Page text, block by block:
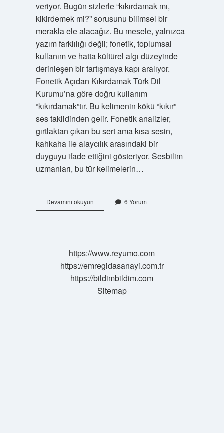
veriyor. Bugün sizlerle “kıkırdamak mı,
kikirdemek mi?” sorusunu bilimsel bir
merakla ele alacağız. Bu mesele, yalnızca
yazım farklılığı değil; fonetik, toplumsal
kullanım ve hatta kültürel algı düzeyinde
derinleşen bir tartışmaya kapı aralıyor.
Fonetik Açıdan Kıkırdamak Türk Dil
Kurumu’na göre doğru kullanım
“kıkırdamak”tır. Bu kelimenin kökü “kıkır”
ses taklidinden gelir. Fonetik analizler,
gırtlaktan çıkan bu sert ama kısa sesin,
kahkaha ile alaycılık arasındaki bir
duyguyu ifade ettiğini gösteriyor. Sesbilim
uzmanları, bu tür kelimelerin…
Devamını okuyunKıkırdamak
mı
6 Yorum
https://www.reyumo.com
https://emregidasanayi.com.tr
https://bildimbildim.com
Sitemap